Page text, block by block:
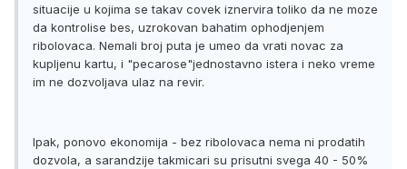
situacije u kojima se takav covek iznervira toliko da ne moze
da kontrolise bes, uzrokovan bahatim ophodjenjem
ribolovaca. Nemali broj puta je umeo da vrati novac za
kupljenu kartu, i "pecarose"jednostavno istera i neko vreme
im ne dozvoljava ulaz na revir.
Ipak, ponovo ekonomija - bez ribolovaca nema ni prodatih
dozvola, a sarandzije takmicari su prisutni svega 40 - 50%